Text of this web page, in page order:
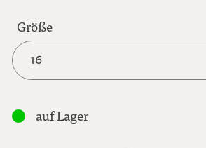
Größe
16
auf Lager